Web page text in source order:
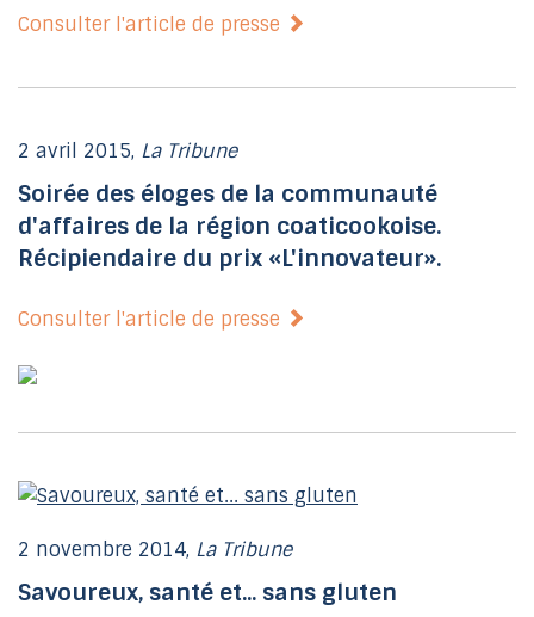
Consulter l'article de presse
2 avril 2015, La Tribune
Soirée des éloges de la communauté
d'affaires de la région coaticookoise.
Récipiendaire du prix «L'innovateur».
Consulter l'article de presse
2 novembre 2014, La Tribune
Savoureux, santé et... sans gluten